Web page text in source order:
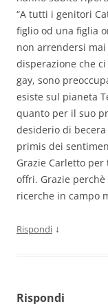
“A tutti i genitori
figlio od una figlia
non arrendersi
disperazione che
gay, sono
esiste sul pianeta
quanto per il suo
desiderio di
primis dei
Grazie Carletto
offri. Grazie
ricerche in campo
Rispondi ↓
Rispondi